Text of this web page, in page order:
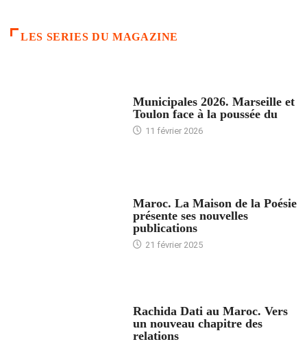
LES SERIES DU MAGAZINE
Municipales 2026. Marseille et
Toulon face à la poussée du
11 février 2026
Maroc. La Maison de la Poésie
présente ses nouvelles
publications
21 février 2025
Rachida Dati au Maroc. Vers
un nouveau chapitre des
relations